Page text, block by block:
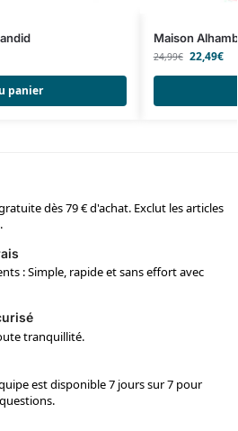
panier
Maison
24,99€ 22,49€
dès 79 € d'achat. Exclut les articles
: Simple, rapide et sans effort avec
tranquillité.
est disponible 7 jours sur 7 pour